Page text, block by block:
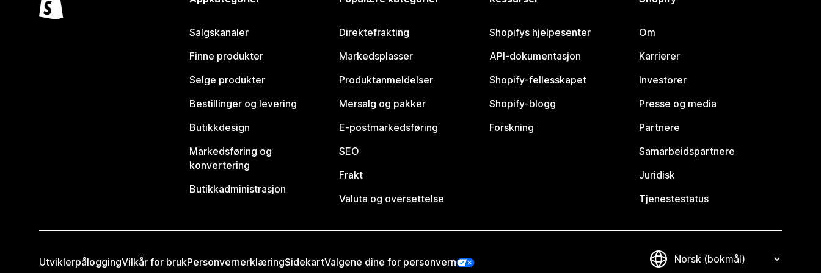
Salgskanaler
Finne produkter
Selge produkter
Bestillinger og levering
Butikkdesign
Markedsføring og
konvertering
Butikkadministrasjon
Direktefrakting
Markedsplasser
Produktanmeldelser
Mersalg og pakker
E-postmarkedsføring
SEO
Frakt
Valuta og oversettelse
Shopifys hjelpesenter
API-dokumentasjon
Shopify-fellesskapet
Shopify-blogg
Forskning
Om
Karrierer
Investorer
Presse og media
Partnere
Samarbeidspartnere
Juridisk
Tjenestestatus
UtviklerpåloggingVilkår for brukPersonvernerklæringSidekartValgene dine for personvern